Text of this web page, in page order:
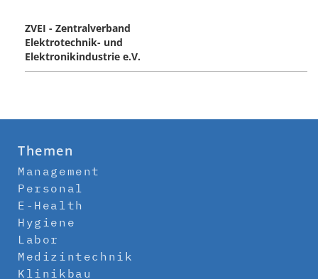
ZVEI - Zentralverband
Elektrotechnik- und
Elektronikindustrie e.V.
Themen
Management
Personal
E-Health
Hygiene
Labor
Medizintechnik
Klinikbau